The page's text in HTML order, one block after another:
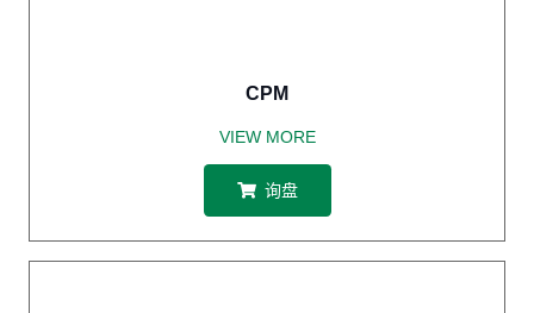
CPM
VIEW MORE
询盘